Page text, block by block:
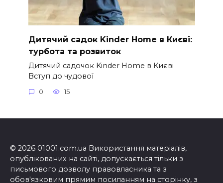
Дитячий садок Kinder Home в Києві:
турбота та розвиток
Дитячий садочок Kinder Home в Києві
Вступ до чудової
0 15
© 2026 01001.com.ua Використання матеріалів,
опублікованих на сайті, допускається тільки з
письмового дозволу правовласника та з
обов'язковим прямим посиланням на сторінку, з